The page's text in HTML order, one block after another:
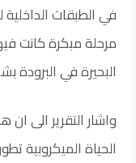
في الطبقات
مرحلة مبكرة كانت
البحيرة في البرودة
واشار التقرير الى ان
الحياة الميكروبية